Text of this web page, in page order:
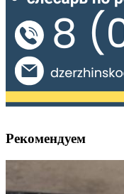
Рекомендуем